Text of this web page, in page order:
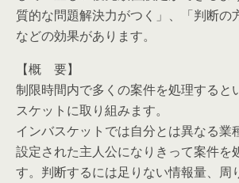
質的な問題解決力がつく」、「判断の
などの効果があります。
【概 要】
制限時間内で多くの案件を処理すると
スケットに取り組みます。
インバスケットでは自分とは異なる業
設定された主人公になりきって案件を
す。判断するには足りない情報量、周